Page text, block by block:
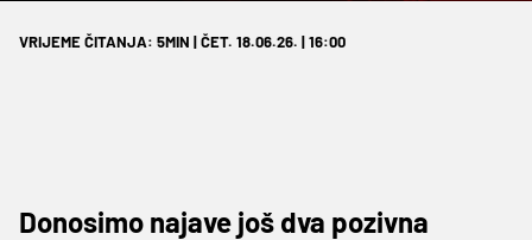
VRIJEME ČITANJA: 5MIN | ČET. 18.06.26. | 16:00
Donosimo najave još dva pozivna